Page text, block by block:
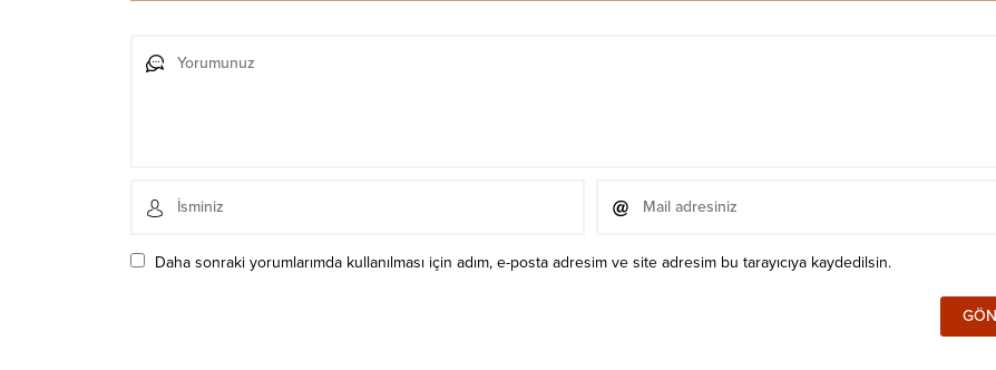
Daha sonraki yorumlarımda kullanılması için adım, e-posta adresim ve site adresim bu tarayıcıya kaydedilsin.